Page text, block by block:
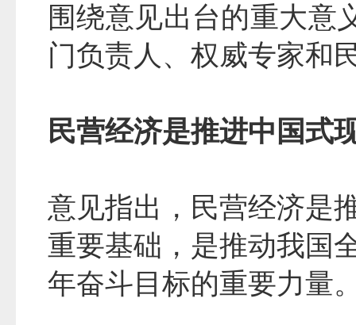
围绕意见出台的重大意
门负责人、权威专家和
民营经济是推进中国式
意见指出，民营经济是
重要基础，是推动我国
年奋斗目标的重要力量